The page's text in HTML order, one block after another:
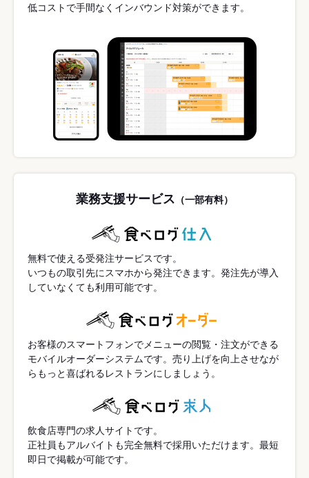
低コストで手間なくインバウンド対策ができます。
業務支援サービス （一部有料）
無料で使える受発注サービスです。
いつもの取引先にスマホから発注できます。発注先が導入
していなくても利用可能です。
お客様のスマートフォンでメニューの閲覧・注文ができる
モバイルオーダーシステムです。売り上げを向上させなが
らもっと喜ばれるレストランにしましょう。
飲食店専門の求人サイトです。
正社員もアルバイトも完全無料で採用いただけます。最短
即日で掲載が可能です。